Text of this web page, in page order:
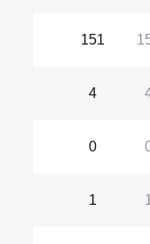
151
4
0
1
1